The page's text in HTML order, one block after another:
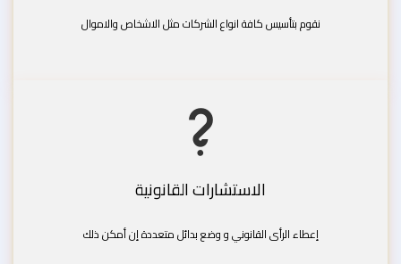
نقوم بتأسيس كافة انواع الشركات مثل الاشخاص والاموال
الاستشارات القانونية
إعطاء الرأى القانوني و وضع بدائل متعددة إن أمكن ذلك